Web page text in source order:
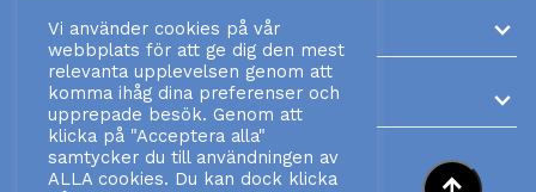
AMM-kliniker expand_more
Information expand_more
Vi använder cookies på vår
webbplats för att ge dig den mest
relevanta upplevelsen genom att
komma ihåg dina preferenser och
upprepade besök. Genom att
klicka på "Acceptera alla"
samtycker du till användningen av
ALLA cookies. Du kan dock klicka